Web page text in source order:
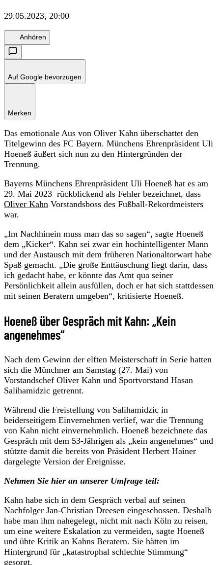
29.05.2023, 20:00
Anhören
Auf Google bevorzugen
Merken
Das emotionale Aus von Oliver Kahn überschattet den
Titelgewinn des FC Bayern. Münchens Ehrenpräsident Uli
Hoeneß äußert sich nun zu den Hintergründen der
Trennung.
Bayerns Münchens Ehrenpräsident Uli Hoeneß hat es am
29. Mai 2023 rückblickend als Fehler bezeichnet, dass
Oliver Kahn Vorstandsboss des Fußball-Rekordmeisters
war.
„Im Nachhinein muss man das so sagen“, sagte Hoeneß
dem „Kicker“. Kahn sei zwar ein hochintelligenter Mann
und der Austausch mit dem früheren Nationaltorwart habe
Spaß gemacht. „Die große Enttäuschung liegt darin, dass
ich gedacht habe, er könnte das Amt qua seiner
Persönlichkeit allein ausfüllen, doch er hat sich stattdessen
mit seinen Beratern umgeben“, kritisierte Hoeneß.
Hoeneß über Gespräch mit Kahn: „Kein
angenehmes“
Nach dem Gewinn der elften Meisterschaft in Serie hatten
sich die Münchner am Samstag (27. Mai) von
Vorstandschef Oliver Kahn und Sportvorstand Hasan
Salihamidzic getrennt.
Während die Freistellung von Salihamidzic in
beiderseitigem Einvernehmen verlief, war die Trennung
von Kahn nicht einvernehmlich. Hoeneß bezeichnete das
Gespräch mit dem 53-Jährigen als „kein angenehmes“ und
stützte damit die bereits von Präsident Herbert Hainer
dargelegte Version der Ereignisse.
Nehmen Sie hier an unserer Umfrage teil:
Kahn habe sich in dem Gespräch verbal auf seinen
Nachfolger Jan-Christian Dreesen eingeschossen. Deshalb
habe man ihm nahegelegt, nicht mit nach Köln zu reisen,
um eine weitere Eskalation zu vermeiden, sagte Hoeneß
und übte Kritik an Kahns Beratern. Sie hätten im
Hintergrund für „katastrophal schlechte Stimmung“
gesorgt.